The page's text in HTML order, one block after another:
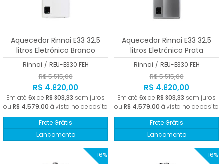
Aquecedor Rinnai E33 32,5
litros Eletrônico Branco
Rinnai / REU-E330 FEH
R$ 5.515,00
R$ 4.820,00
Em até 6xde R$ 803,33 sem juros
ou R$ 4.579,00 à vista no deposito
Frete Grátis
Lançamento
Aquecedor Rinnai E33 32,5
litros Eletrônico Prata
Rinnai / REU-E330 FEH
R$ 5.515,00
R$ 4.820,00
Em até 6xde R$ 803,33 sem juros
ou R$ 4.579,00 à vista no deposito
Frete Grátis
Lançamento
-16% -16%